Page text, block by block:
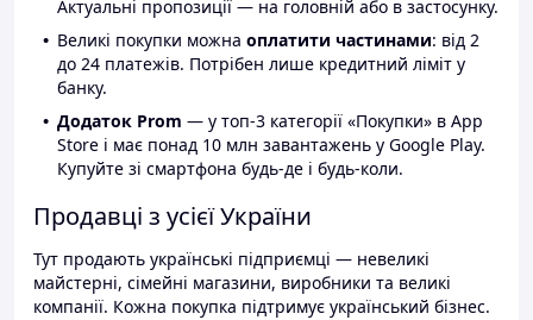
Актуальні пропозиції — на головній або в застосунку.
Великі покупки можна оплатити частинами: від 2
до 24 платежів. Потрібен лише кредитний ліміт у
банку.
Додаток Prom — у топ-3 категорії «Покупки» в App
Store і має понад 10 млн завантажень у Google Play.
Купуйте зі смартфона будь-де і будь-коли.
Продавці з усієї України
Тут продають українські підприємці — невеликі
майстерні, сімейні магазини, виробники та великі
компанії. Кожна покупка підтримує український бізнес.